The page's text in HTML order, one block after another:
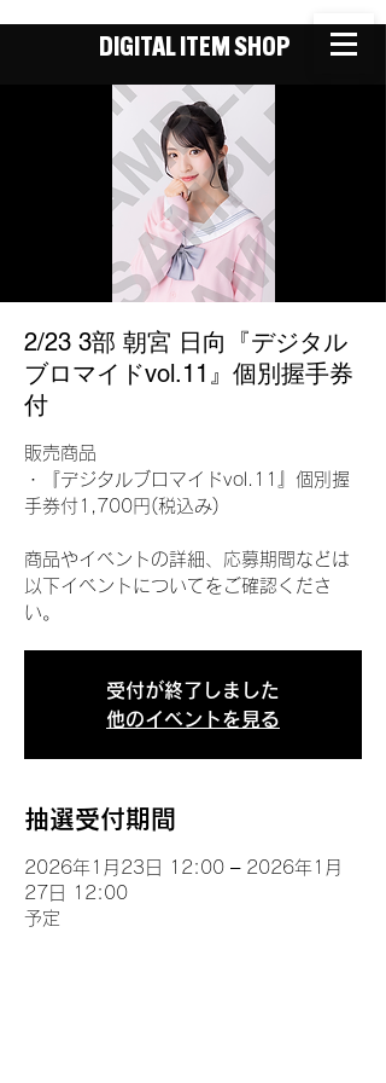
DIGITAL ITEM SHOP
2/23 3部 朝宮 日向『デジタル
ブロマイドvol.11』個別握手券
付
販売商品
・『デジタルブロマイドvol.11』個別握
手券付1,700円(税込み)
商品やイベントの詳細、応募期間などは
以下イベントについてをご確認くださ
い。
受付が終了しました
他のイベントを見る
抽選受付期間
2026年1月23日 12:00 – 2026年1月
27日 12:00
予定